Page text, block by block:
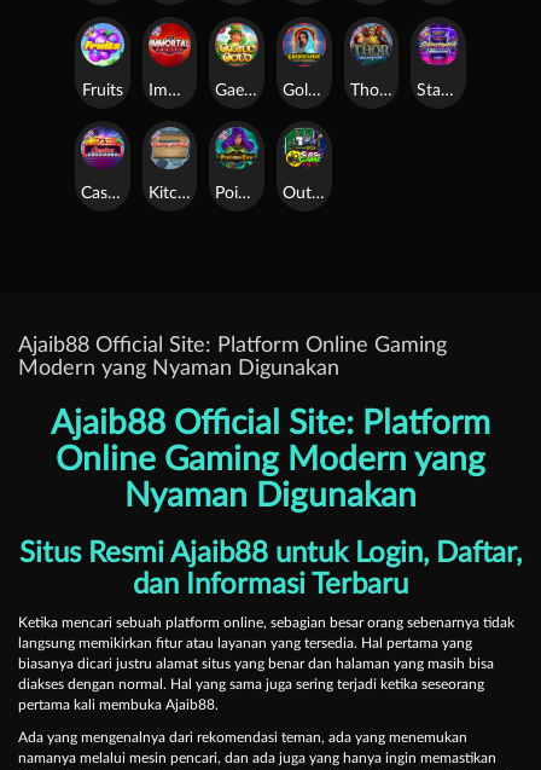
Casino Win Spin
Starstruck
Poison Eve
Golden Genie And The Walking Wilds
Immortal Fruits
Outsourced: Slash Game
Fruits Gaelic Gold
Kitchen Drama: Sushi Mania
Thor: Hammer Time
Ajaib88 Official Site: Platform Online Gaming
Modern yang Nyaman Digunakan
Ajaib88 Official Site: Platform
Online Gaming Modern yang
Nyaman Digunakan
Situs Resmi Ajaib88 untuk Login, Daftar,
dan Informasi Terbaru
Ketika mencari sebuah platform online, sebagian besar orang sebenarnya tidak
langsung memikirkan fitur atau layanan yang tersedia. Hal pertama yang
biasanya dicari justru alamat situs yang benar dan halaman yang masih bisa
diakses dengan normal. Hal yang sama juga sering terjadi ketika seseorang
pertama kali membuka Ajaib88.
Ada yang mengenalnya dari rekomendasi teman, ada yang menemukan
namanya melalui mesin pencari, dan ada juga yang hanya ingin memastikan